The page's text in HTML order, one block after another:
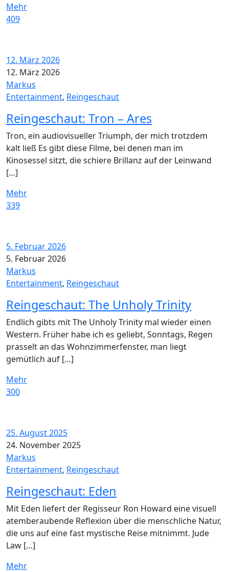
Mehr
409
12. März 2026
12. März 2026
Markus
Entertainment, Reingeschaut
Reingeschaut: Tron – Ares
Tron, ein audiovisueller Triumph, der mich trotzdem
kalt ließ Es gibt diese Filme, bei denen man im
Kinosessel sitzt, die schiere Brillanz auf der Leinwand
[…]
Mehr
339
5. Februar 2026
5. Februar 2026
Markus
Entertainment, Reingeschaut
Reingeschaut: The Unholy Trinity
Endlich gibts mit The Unholy Trinity mal wieder einen
Western. Früher habe ich es geliebt, Sonntags, Regen
prasselt an das Wohnzimmerfenster, man liegt
gemütlich auf […]
Mehr
300
25. August 2025
24. November 2025
Markus
Entertainment, Reingeschaut
Reingeschaut: Eden
Mit Eden liefert der Regisseur Ron Howard eine visuell
atemberaubende Reflexion über die menschliche Natur,
die uns auf eine fast mystische Reise mitnimmt. Jude
Law […]
Mehr